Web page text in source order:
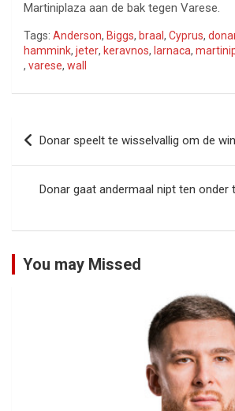
Martiniplaza aan de bak tegen Varese.
Tags: Anderson, Biggs, braal, Cyprus,
hammink, jeter, keravnos, larnaca,
, varese, wall
Bericht
navigatie
Donar speelt te wisselvallig om de
Donar gaat andermaal nipt ten onder
You may Missed